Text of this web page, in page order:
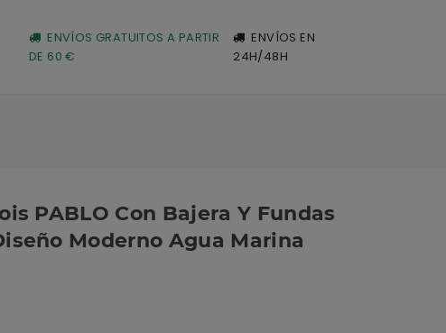
ENVÍOS GRATUITOS A PARTIR
DE 60 €
ENVÍOS EN
24H/48H
PABLO Con Bajera Y Fundas
Moderno Agua Marina